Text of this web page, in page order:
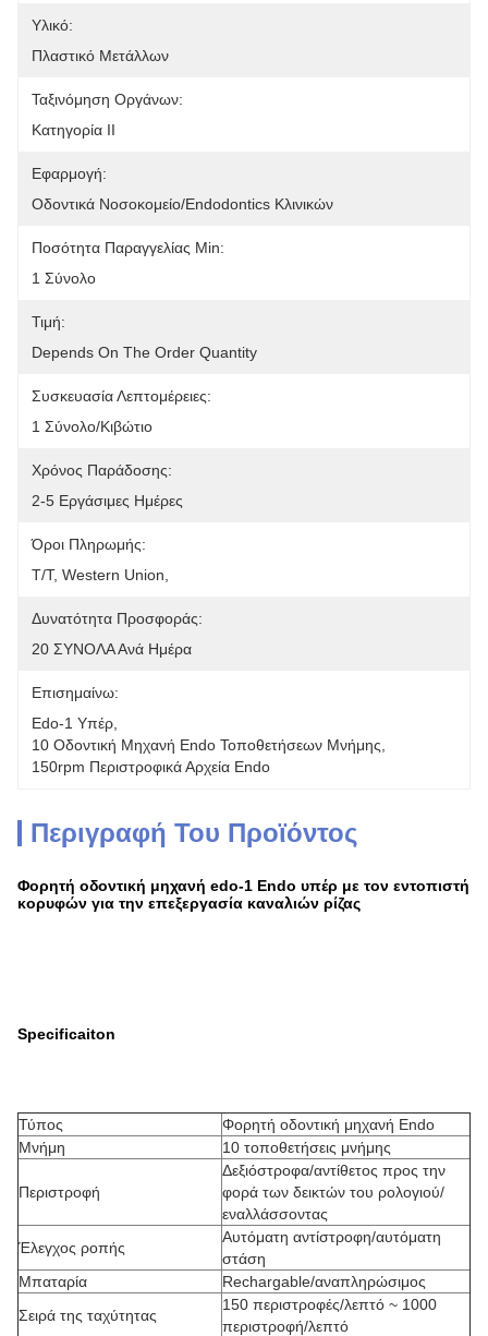
Υλικό:
Πλαστικό Μετάλλων
Ταξινόμηση Οργάνων:
Κατηγορία ΙΙ
Εφαρμογή:
Οδοντικά Νοσοκομείο/Endodontics Κλινικών
Ποσότητα Παραγγελίας Min:
1 Σύνολο
Τιμή:
Depends On The Order Quantity
Συσκευασία Λεπτομέρειες:
1 Σύνολο/κιβώτιο
Χρόνος Παράδοσης:
2-5 Εργάσιμες Ημέρες
Όροι Πληρωμής:
T/T, Western Union,
Δυνατότητα Προσφοράς:
20 ΣΥΝΟΛΑ Ανά Ημέρα
Επισημαίνω:
Edo-1 Υπέρ
10 Οδοντική Μηχανή Endo Τοποθετήσεων Μνήμης
150rpm Περιστροφικά Αρχεία Endo
Περιγραφή Του Προϊόντος
Φορητή οδοντική μηχανή edo-1 Endo υπέρ με τον εντοπιστή
κορυφών για την επεξεργασία καναλιών ρίζας
Specificaiton
Τύπος
Φορητή οδοντική μηχανή Endo
Μνήμη
10 τοποθετήσεις μνήμης
Περιστροφή
Δεξιόστροφα/αντίθετος προς την
φορά των δεικτών του ρολογιού/
εναλλάσσοντας
Έλεγχος ροπής
Αυτόματη αντίστροφη/αυτόματη
στάση
Μπαταρία
Rechargable/αναπληρώσιμος
Σειρά της ταχύτητας
150 περιστροφές/λεπτό ~ 1000
περιστροφή/λεπτό